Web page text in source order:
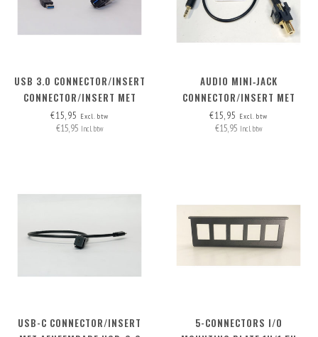
USB 3.0 CONNECTOR/INSERT
CONNECTOR/INSERT MET
AFNEEMBARE KABEL
€15,95 Excl. btw
€15,95 Incl. btw
AUDIO MINI‑JACK
CONNECTOR/INSERT MET
AFNEEMBARE KABEL
€15,95 Excl. btw
€15,95 Incl. btw
USB-C CONNECTOR/INSERT
5-CONNECTORS I/O